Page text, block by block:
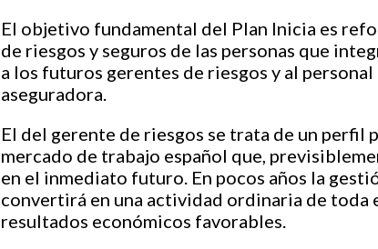
El objetivo fundamental del Plan Inicia es
de riesgos y seguros de las personas que
a los futuros gerentes de riesgos y al
aseguradora.
El del gerente de riesgos se trata de un perfil
mercado de trabajo español que,
en el inmediato futuro. En pocos años la
convertirá en una actividad ordinaria de toda
resultados económicos favorables.